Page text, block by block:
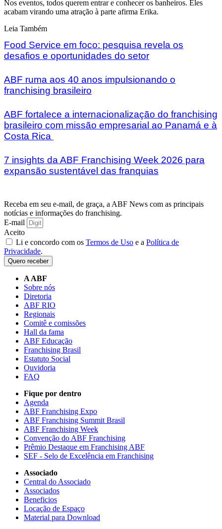
Nos eventos, todos querem entrar e conhecer os banheiros. Eles
acabam virando uma atração à parte afirma Erika.
Leia Também
Food Service em foco: pesquisa revela os
desafios e oportunidades do setor
ABF ruma aos 40 anos impulsionando o
franchising brasileiro
ABF fortalece a internacionalização do franchising
brasileiro com missão empresarial ao Panamá e à
Costa Rica
7 insights da ABF Franchising Week 2026 para
expansão sustentável das franquias
Receba em seu e-mail, de graça, a ABF News com as principais
notícias e informações do franchising.
E-mail
Aceito
Li e concordo com os Termos de Uso e a Política de
Privacidade.
Quero receber
A ABF
Sobre nós
Diretoria
ABF RIO
Regionais
Comitê e comissões
Hall da fama
ABF Educação
Franchising Brasil
Estatuto Social
Ouvidoria
FAQ
Fique por dentro
Agenda
ABF Franchising Expo
ABF Franchising Summit Brasil
ABF Franchising Week
Convenção do ABF Franchising
Prêmio Destaque em Franchising ABF
SEF - Selo de Excelência em Franchising
Associado
Central do Associado
Associados
Beneficios
Locação de Espaço
Material para Download